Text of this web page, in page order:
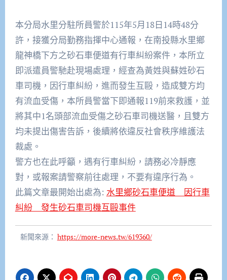
本分局水里分駐所員警於115年5月18日14時48分
許， 接獲分局勤務指揮中心通報， 在南投縣水里鄉
龍神橋下方之砂石車便道有行車糾紛案件， 本所立
即派遣員警馳赴現場處理，經查為黃姓與蘇姓砂石
車司機， 因行車糾紛，進而發生互毆，造成雙方均
有流血受傷， 本所員警當下即通報119前來救護， 並
將其中1名頭部流血受傷之砂石車司機送醫， 且雙方
均未提出傷害告訴，後續將依違反社會秩序維護法
裁處。
警方也在此呼籲，遇有行車糾紛，請務必冷靜應
對， 或報案請警察前往處理，不要有違序行為。
此篇文章最開始出處為: 水里鄉砂石車便道 因行車
糾紛 發生砂石車司機互毆事件
新聞來源： https://more-news.tw/619360/